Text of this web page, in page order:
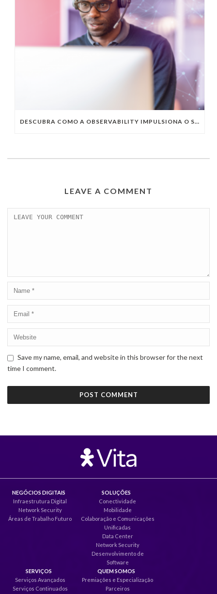
DESCUBRA COMO A OBSERVABILITY IMPULSIONA O SUCESSO DO SEU NEGÓCIO
LEAVE A COMMENT
Save my name, email, and website in this browser for the next
time I comment.
NEGÓCIOS DIGITAIS
Infraestrutura Digital
Network Security
Áreas de Trabalho Futuro
SOLUÇÕES
Conectividade
Mobilidade
Colaboração e Comunicações
Unificadas
Data Center
Network Security
Desenvolvimento de
Software
SERVIÇOS
Serviços Avançados
Serviços Continuados
QUEM SOMOS
Premiações e Especialização
Parceiros